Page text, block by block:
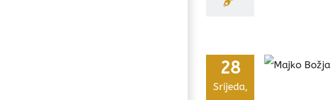
28
Srijeda,